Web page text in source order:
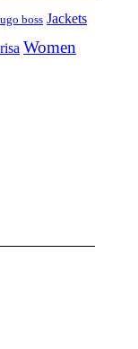
boss Jackets
Women